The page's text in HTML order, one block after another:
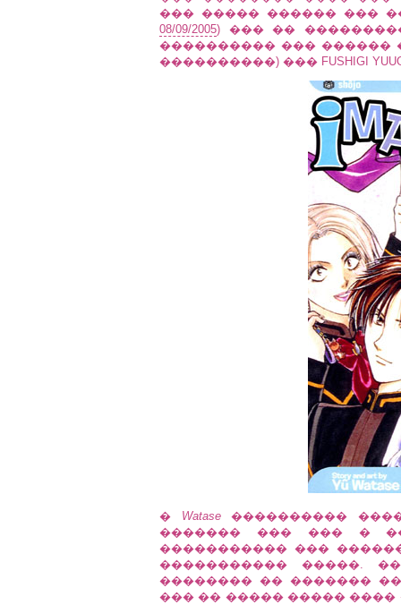
��� ����� ������ ���
08/09/2005) ��� ��
���������� ��� ������
����������) ��� FUSHIGI YUUGI,
� Watase����������
������� ��� ��� �
����������� ���
����������� �����.
�������� �� �������
��� �� ����� ����� ����